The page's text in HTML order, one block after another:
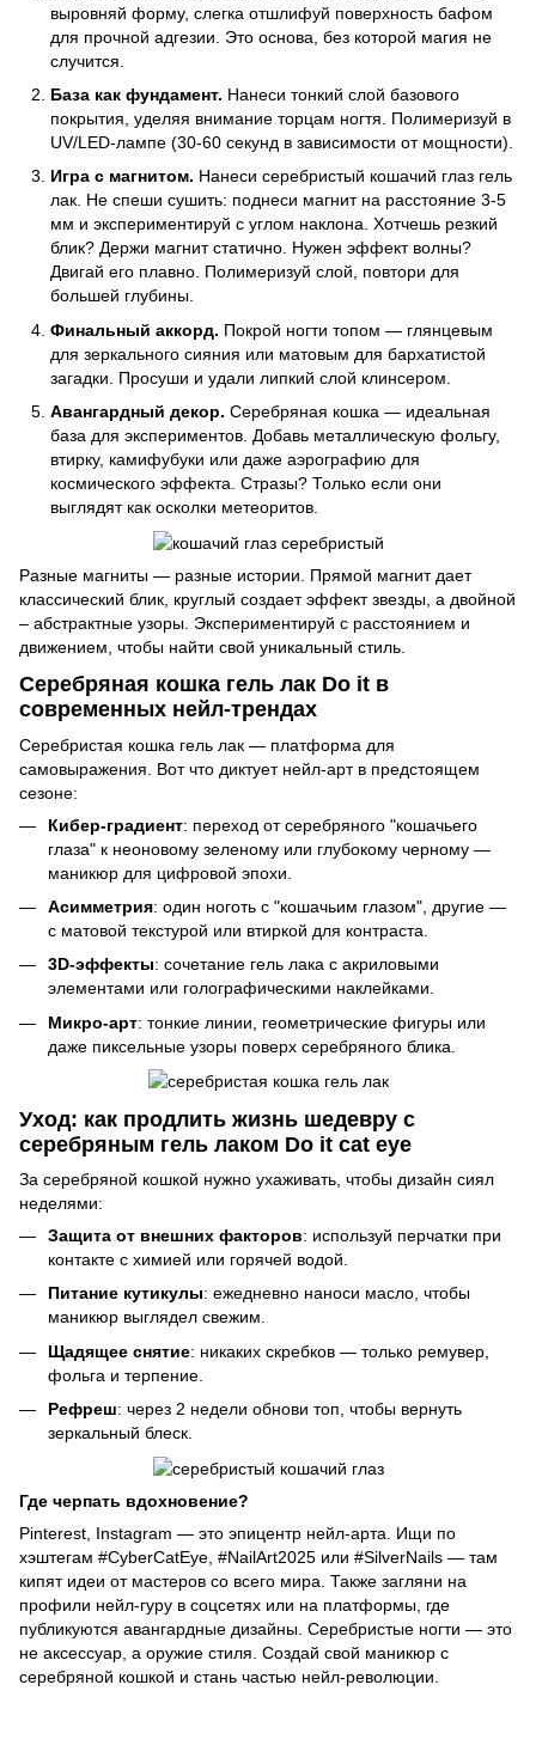
выровняй форму, слегка отшлифуй поверхность бафом
для прочной адгезии. Это основа, без которой магия не
случится.
База как фундамент. Нанеси тонкий слой базового
покрытия, уделяя внимание торцам ногтя. Полимеризуй в
UV/LED-лампе (30-60 секунд в зависимости от мощности).
Игра с магнитом. Нанеси серебристый кошачий глаз гель
лак. Не спеши сушить: поднеси магнит на расстояние 3-5
мм и экспериментируй с углом наклона. Хотчешь резкий
блик? Держи магнит статично. Нужен эффект волны?
Двигай его плавно. Полимеризуй слой, повтори для
большей глубины.
Финальный аккорд. Покрой ногти топом — глянцевым
для зеркального сияния или матовым для бархатистой
загадки. Просуши и удали липкий слой клинсером.
Авангардный декор. Серебряная кошка — идеальная
база для экспериментов. Добавь металлическую фольгу,
втирку, камифубуки или даже аэрографию для
космического эффекта. Стразы? Только если они
выглядят как осколки метеоритов.
Разные магниты — разные истории. Прямой магнит дает
классический блик, круглый создает эффект звезды, а двойной
– абстрактные узоры. Экспериментируй с расстоянием и
движением, чтобы найти свой уникальный стиль.
Серебряная кошка гель лак Do it в
современных нейл-трендах
Серебристая кошка гель лак — платформа для
самовыражения. Вот что диктует нейл-арт в предстоящем
сезоне:
Кибер-градиент: переход от серебряного "кошачьего
глаза" к неоновому зеленому или глубокому черному —
маникюр для цифровой эпохи.
Асимметрия: один ноготь с "кошачьим глазом", другие —
с матовой текстурой или втиркой для контраста.
3D-эффекты: сочетание гель лака с акриловыми
элементами или голографическими наклейками.
Микро-арт: тонкие линии, геометрические фигуры или
даже пиксельные узоры поверх серебряного блика.
Уход: как продлить жизнь шедевру с
серебряным гель лаком Do it cat eye
За серебряной кошкой нужно ухаживать, чтобы дизайн сиял
неделями:
Защита от внешних факторов: используй перчатки при
контакте с химией или горячей водой.
Питание кутикулы: ежедневно наноси масло, чтобы
маникюр выглядел свежим.
Щадящее снятие: никаких скребков — только ремувер,
фольга и терпение.
Рефреш: через 2 недели обнови топ, чтобы вернуть
зеркальный блеск.
Где черпать вдохновение?
Pinterest, Instagram — это эпицентр нейл-арта. Ищи по
хэштегам #CyberCatEye, #NailArt2025 или #SilverNails — там
кипят идеи от мастеров со всего мира. Также загляни на
профили нейл-гуру в соцсетях или на платформы, где
публикуются авангардные дизайны. Серебристые ногти — это
не аксессуар, а оружие стиля. Создай свой маникюр с
серебряной кошкой и стань частью нейл-революции.